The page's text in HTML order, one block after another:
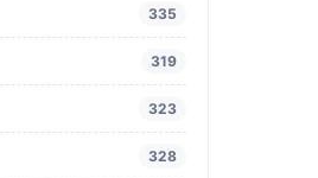
335
319
323
328